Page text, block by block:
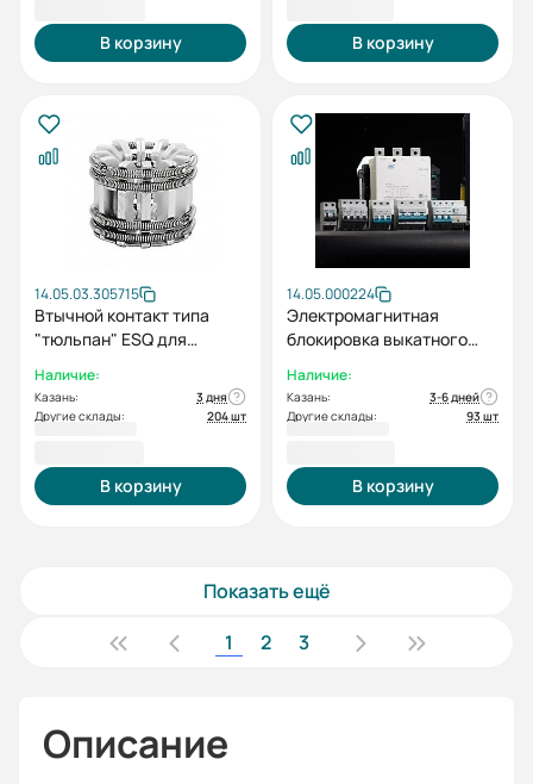
В корзину В корзину
14.05.03.305715
Втычной контакт типа
"тюльпан" ESQ для
1250А, 30 ламелей)
Наличие:
Казань:
3 дня
Другие склады:
204 шт
В корзину
14.05.000224
Электромагнитная
блокировка выкатного
цепного и модульного 12,
24кВ)
Наличие:
Казань:
3-6 дней
Другие склады:
93 шт
В корзину
Показать ещё
1
2 3
Описание